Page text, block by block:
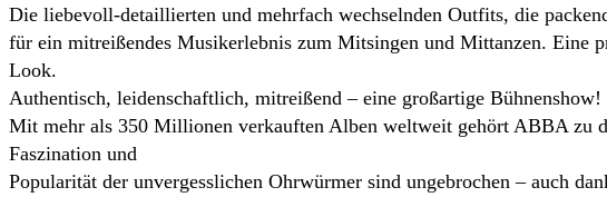
Die liebevoll-detaillierten und mehrfach wechselnden Outfits, die
für ein mitreißendes Musikerlebnis zum Mitsingen und Mittanzen. Eine
Look.
Authentisch, leidenschaftlich, mitreißend – eine großartige Bühnenshow!
Mit mehr als 350 Millionen verkauften Alben weltweit gehört ABBA zu
Faszination und
Popularität der unvergesslichen Ohrwürmer sind ungebrochen – auch